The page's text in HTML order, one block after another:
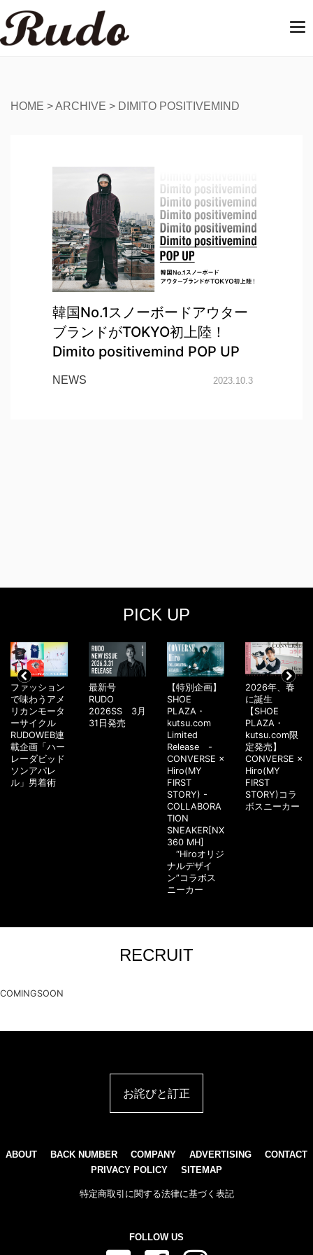
T
HOME >ARCHIVE > DIMITO POSITIVEMIND
韓国No.1スノーボードアウター
ブランドがTOKYO初上陸！
Dimito positivemind POP UP
NEWS 2023.10.3
PICK UP
ファッション
で味わうアメ
リカンモータ
ーサイクル
RUDOWEB連
載企画「ハー
レーダビッド
ソンアパレ
ル」男着術
最新号
RUDO
2026SS 3月
31日発売
【特別企画】
SHOE
PLAZA・
kutsu.com
Limited
Release -
CONVERSE ×
Hiro(MY
FIRST
STORY) -
COLLABORA
TION
SNEAKER[NX
360 MH]
“Hiroオリジ
ナルデザイ
ン”コラボス
ニーカー
2026年、春
に誕生
【SHOE
PLAZA・
kutsu.com限
定発売】
CONVERSE ×
Hiro(MY
FIRST
STORY)コラ
ボスニーカー
RECRUIT
COMINGSOON
お詫びと訂正
ABOUT BACK NUMBER COMPANY ADVERTISING
CONTACT
PRIVACY POLICY
SITEMAP
特定商取引に関する法律に基づく表記
FOLLOW US